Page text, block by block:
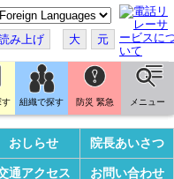
み上げ 大 元
す 組織で探す 防災 緊急 メニュー
おしらせ 院長あいさつ
通アクセス お問い合わせ